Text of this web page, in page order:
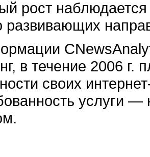
рост
развивающих
в течение 2006
своих
услуги